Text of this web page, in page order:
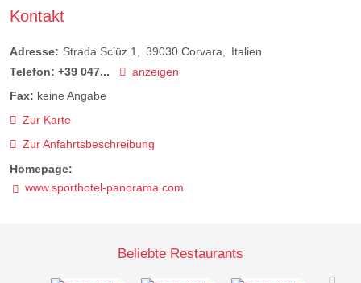
Kontakt
Adresse: Strada Sciüz 1 39030 Corvara
Italien
Telefon: +39 047...
anzeigen
Fax: keine Angabe
Zur Karte
Zur Anfahrtsbeschreibung
Homepage:
www.sporthotel-panorama.com
Beliebte Restaurants